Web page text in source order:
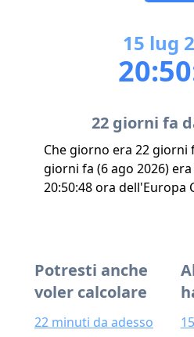
15 lug
22 giorni fa
Che giorno era 22 giorni
giorni fa (6 ago 2026)
20:50:48 ora dell'Europa
Potresti anche
voler calcolare
22 minuti da adesso